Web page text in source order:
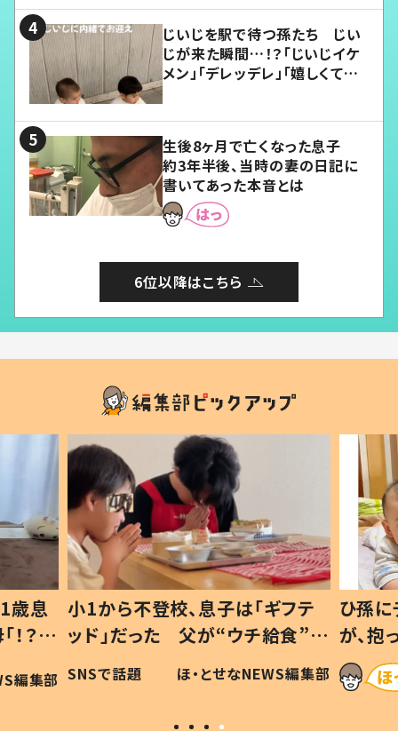
じいじを駅で待つ孫たち じい
じが来た瞬間…！？「じいじイケ
メン」「デレッデレ」「嬉しくて可
生後8ヶ月で亡くなった息子
約3年半後、当時の妻の日記に
書いてあった本音とは
6位以降はこちら
歳息
？」
編集部
小1から不登校、息子は「ギフテ
ッド」だった 父が“ウチ給食”を
作り続ける理由とは #令和の親
#令和の子
SNSで話題 ほ・とせなNEWS編集部
ひ孫
が、
「涙が
い」